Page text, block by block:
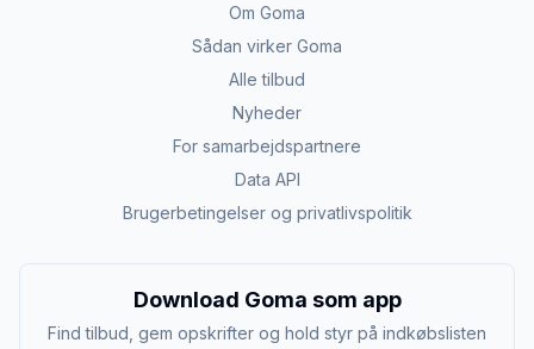
Om Goma
Sådan virker Goma
Alle tilbud
Nyheder
For samarbejdspartnere
Data API
Brugerbetingelser og privatlivspolitik
Download Goma som app
Find tilbud, gem opskrifter og hold styr på indkøbslisten